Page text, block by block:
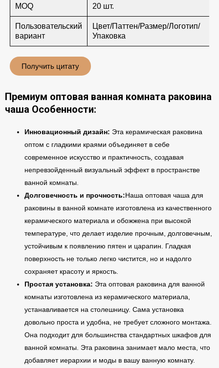
MOQ 20 шт.
Пользовательский
вариант
Цвет/Паттен/Размер/Логотип/
Упаковка
Получить цитату
Премиум оптовая ванная комната раковина
чаша Особенности:
Инновационный дизайн: Эта керамическая раковина
оптом с гладкими краями объединяет в себе
современное искусство и практичность, создавая
непревзойденный визуальный эффект в пространстве
ванной комнаты.
Долговечность и прочность:Наша оптовая чаша для
раковины в ванной комнате изготовлена из качественного
керамического материала и обожжена при высокой
температуре, что делает изделие прочным, долговечным,
устойчивым к появлению пятен и царапин. Гладкая
поверхность не только легко чистится, но и надолго
сохраняет красоту и яркость.
Простая установка: Эта оптовая раковина для ванной
комнаты изготовлена из керамического материала,
устанавливается на столешницу. Сама установка
довольно проста и удобна, не требует сложного монтажа.
Она подходит для большинства стандартных шкафов для
ванной комнаты. Эта раковина занимает мало места, что
добавляет иерархии и моды в вашу ванную комнату.